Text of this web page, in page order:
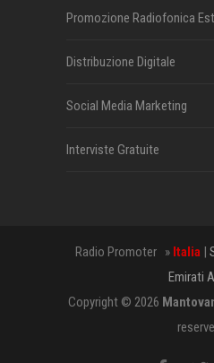
Promozione Radiofonica
Distribuzione Digitale
Social Media Marketing
Interviste Gratuite
Radio Promoter » Italia|
Emirati
Copyright © 2026